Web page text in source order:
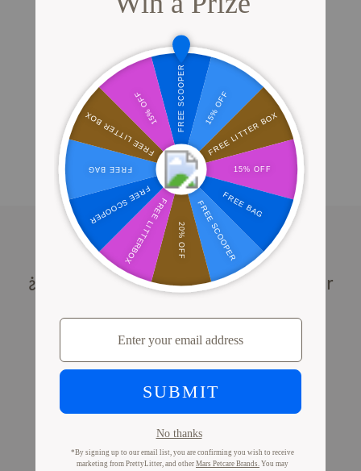
Lleva a tu gatito al veterinario dos veces al año.
Manténte alerta
Usa la tecnología de PrettyLitter para detectar sangre
en la orina o cambios en el pH urinario que puedan
indicar problemas renales.
¿Cómo puede ayudarte PrettyLitter
vigilar la salud renal de tu gato?
ofrece una forma sencilla de detectar posibles signos
tempranos de problemas renales. Nuestros cristales
cambian de color para alertarte sobre posibles
indicadores de salud. Esto permite una intervención